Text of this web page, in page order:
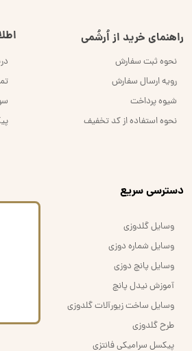
راهنمای خرید از اُرشُمی
نحوه ثبت سفارش
رویه ارسال سفارش
شیوه پرداخت
نحوه استفاده از کد تخفیف
​دسترسی سریع
وسایل گلدوزی
وسایل شماره دوزی
وسایل پانچ دوزی
آموزش نیدل پانچ
وسایل ساخت زیورآلات گلدوزی
طرح گلدوزی
پیکسل سرامیکی فانتزی